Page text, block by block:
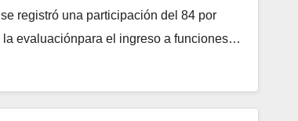
registró una participación del 84 por
la evaluaciónpara el ingreso a funciones…